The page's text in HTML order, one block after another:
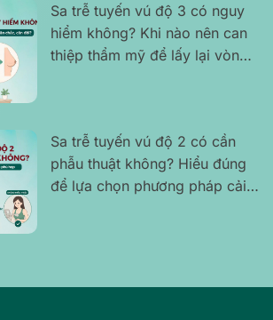
Sa trễ tuyến vú độ 3 có nguy
hiểm không? Khi nào nên can
thiệp thẩm mỹ để lấy lại vòng
Sa trễ tuyến vú độ 2 có cần
phẫu thuật không? Hiểu đúng
để lựa chọn phương pháp cải